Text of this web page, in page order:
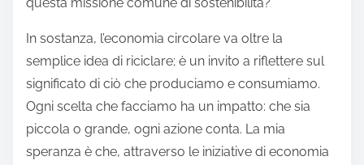
In sostanza, l’economia circolare va oltre la
semplice idea di riciclare; è un invito a riflettere sul
significato di ciò che produciamo e consumiamo.
Ogni scelta che facciamo ha un impatto: che sia
piccola o grande, ogni azione conta. La mia
speranza è che, attraverso le iniziative di economia